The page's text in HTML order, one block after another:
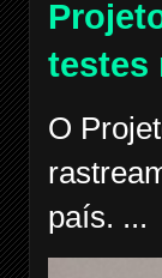
testes
O
país. ...